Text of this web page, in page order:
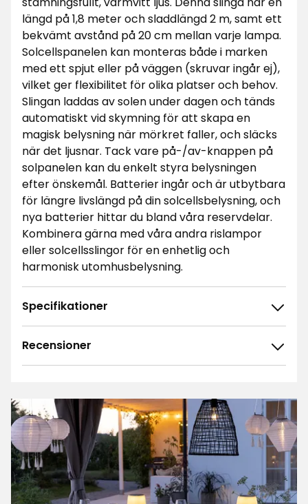
längd på 1,8 meter och sladdlängd 2 m, samt ett
bekvämt avstånd på 20 cm mellan varje lampa.
Solcellspanelen kan monteras både i marken
med ett spjut eller på väggen (skruvar ingår ej),
vilket ger flexibilitet för olika platser och behov.
Slingan laddas av solen under dagen och tänds
automatiskt vid skymning för att skapa en
magisk belysning när mörkret faller, och släcks
när det ljusnar. Tack vare på-/av-knappen på
solpanelen kan du enkelt styra belysningen
efter önskemål. Batterier ingår och är utbytbara
för längre livslängd på din solcellsbelysning, och
nya batterier hittar du bland våra reservdelar.
Kombinera gärna med våra andra rislampor
eller solcellsslingor för en enhetlig och
harmonisk utomhusbelysning.
Specifikationer
Recensioner
4.6
44 betyg
3 ☆
2 ☆
1 ☆
Sortera efter
Filtrera på